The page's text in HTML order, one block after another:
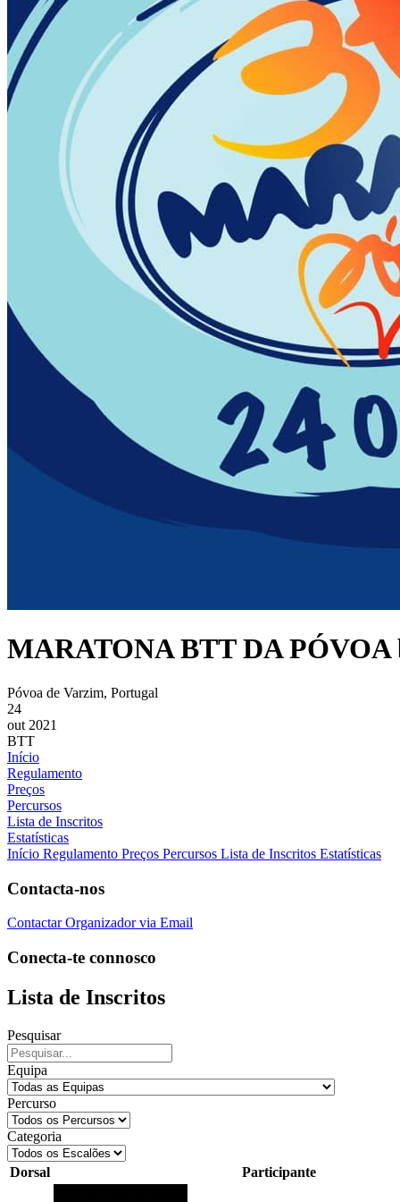
MARATONA BTT DA PÓVOA
Póvoa de Varzim, Portugal
24
out 2021
BTT
Início
Regulamento
Preços
Percursos
Lista de Inscritos
Estatísticas
Início Regulamento Preços Percursos Lista de Inscritos Estatísticas
Contacta-nos
Contactar Organizador via Email
Conecta-te connosco
Lista de Inscritos
Pesquisar
Equipa
Percurso
Categoria
Dorsal Participante